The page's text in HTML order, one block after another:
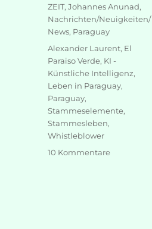
ZEIT,Johannes Anunad,
Nachrichten/Neuigkeiten/
News, Paraguay
Schlagwörter
Alexander Laurent, El
Paraiso Verde, KI -
Künstliche Intelligenz,
Leben in Paraguay,
Paraguay,
Stammeselemente,
Stammesleben,
Whistleblower
10 Kommentarezu